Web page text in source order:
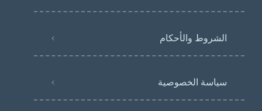
الشروط والأحكام
سياسة الخصوصية